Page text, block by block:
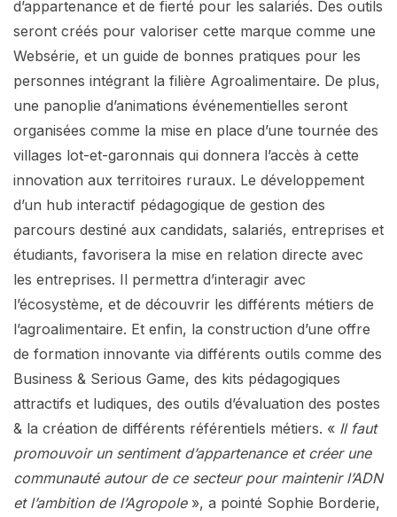
d’appartenance et de fierté pour les salariés. Des outils
seront créés pour valoriser cette marque comme une
Websérie, et un guide de bonnes pratiques pour les
personnes intégrant la filière Agroalimentaire. De plus,
une panoplie d’animations événementielles seront
organisées comme la mise en place d’une tournée des
villages lot-et-garonnais qui donnera l’accès à cette
innovation aux territoires ruraux. Le développement
d’un hub interactif pédagogique de gestion des
parcours destiné aux candidats, salariés, entreprises et
étudiants, favorisera la mise en relation directe avec
les entreprises. Il permettra d’interagir avec
l’écosystème, et de découvrir les différents métiers de
l’agroalimentaire. Et enfin, la construction d’une offre
de formation innovante via différents outils comme des
Business & Serious Game, des kits pédagogiques
attractifs et ludiques, des outils d’évaluation des postes
& la création de différents référentiels métiers. « Il faut
promouvoir un sentiment d’appartenance et créer une
communauté autour de ce secteur pour maintenir l’ADN
et l’ambition de l’Agropole », a pointé Sophie Borderie,